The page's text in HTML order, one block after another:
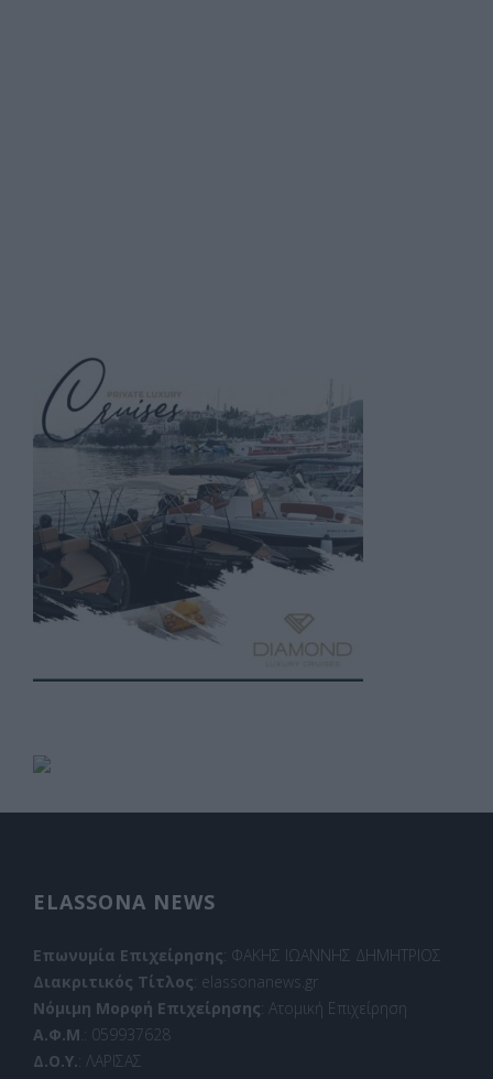
ELASSONA NEWS
Επωνυμία Επιχείρησης: ΦΑΚΗΣ ΙΩΑΝΝΗΣ ΔΗΜΗΤΡΙΟΣ
Διακριτικός Τίτλος: elassonanews.gr
Νόμιμη Μορφή Επιχείρησης: Ατομική Επιχείρηση
Α.Φ.Μ .: 059937628
Δ.Ο.Υ.: ΛΑΡΙΣΑΣ